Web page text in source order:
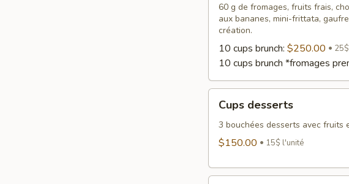
60 g de fromages, fruits frais,
aux bananes, mini-frittata,
création.
10 cups brunch: $250.00
10 cups brunch *fromages
desserts
Cups desserts
3 bouchées desserts avec fruits
$150.00 15$ l'unité